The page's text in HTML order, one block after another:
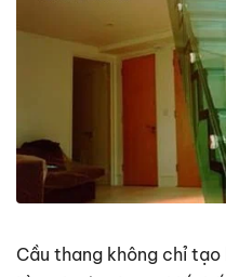
Cầu thang không chỉ